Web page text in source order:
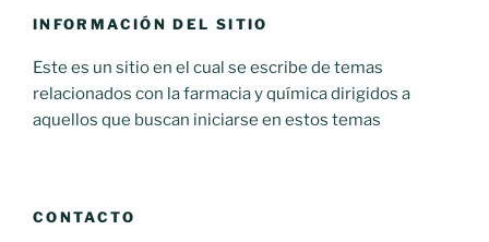
INFORMACIÓN DEL SITIO
Este es un sitio en el cual se escribe de temas
relacionados con la farmacia y química dirigidos a
aquellos que buscan iniciarse en estos temas
CONTACTO